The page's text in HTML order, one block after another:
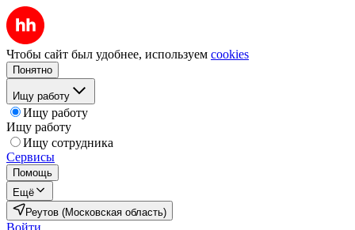
Чтобы сайт был удобнее, используем cookies
Понятно
Ищу работу
Ищу работу
Ищу работу
Ищу сотрудника
Сервисы
Помощь
Ещё
Реутов (Московская область)
Войти